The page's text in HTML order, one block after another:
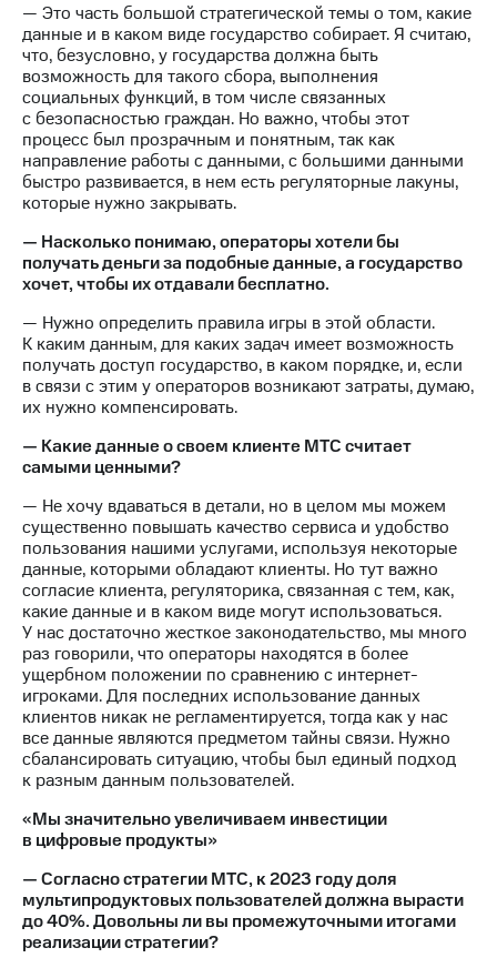
— Это часть большой стратегической темы о том, какие
данные и в каком виде государство собирает. Я считаю,
что, безусловно, у государства должна быть
возможность для такого сбора, выполнения
социальных функций, в том числе связанных
с безопасностью граждан. Но важно, чтобы этот
процесс был прозрачным и понятным, так как
направление работы с данными, с большими данными
быстро развивается, в нем есть регуляторные лакуны,
которые нужно закрывать.
— Насколько понимаю, операторы хотели бы
получать деньги за подобные данные, а государство
хочет, чтобы их отдавали бесплатно.
— Нужно определить правила игры в этой области.
К каким данным, для каких задач имеет возможность
получать доступ государство, в каком порядке, и, если
в связи с этим у операторов возникают затраты, думаю,
их нужно компенсировать.
— Какие данные о своем клиенте МТС считает
самыми ценными?
— Не хочу вдаваться в детали, но в целом мы можем
существенно повышать качество сервиса и удобство
пользования нашими услугами, используя некоторые
данные, которыми обладают клиенты. Но тут важно
согласие клиента, регуляторика, связанная с тем, как,
какие данные и в каком виде могут использоваться.
У нас достаточно жесткое законодательство, мы много
раз говорили, что операторы находятся в более
ущербном положении по сравнению с интернет-
игроками. Для последних использование данных
клиентов никак не регламентируется, тогда как у нас
все данные являются предметом тайны связи. Нужно
сбалансировать ситуацию, чтобы был единый подход
к разным данным пользователей.
«Мы значительно увеличиваем инвестиции
в цифровые продукты»
— Согласно стратегии МТС, к 2023 году доля
мультипродуктовых пользователей должна вырасти
до 40%. Довольны ли вы промежуточными итогами
реализации стратегии?